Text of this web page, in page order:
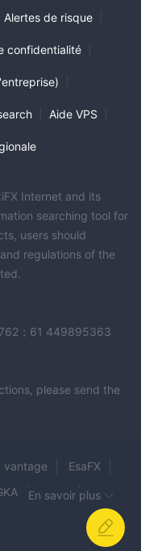
Alertes de risque
confidentialité
Aide VPS
Internet and its
searching tool for
users should
regulations of the
；61 449895363
please send the
vantage
EsaFX
ikasfx
En savoir plus